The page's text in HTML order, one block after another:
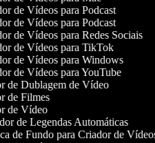
de Vídeos para Podcast
de Vídeos para Podcast
de Vídeos para Redes Sociais
de Vídeos para TikTok
de Vídeos para Windows
de Vídeos para YouTube
de Dublagem de Vídeo
de Filmes
de Vídeo
de Legendas Automáticas
de Fundo para Criador de Vídeos